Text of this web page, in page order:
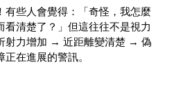
有些人會覺得：「奇怪，我怎麼
看清楚了？」但這往往不是視力
射力增加 → 近距離變清楚 → 偽
在進展的警訊。